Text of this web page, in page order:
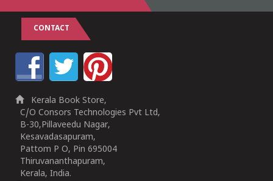
CONTACT
Kerala Book Store,
C/O Consors Technologies Pvt Ltd,
B-30,Pillaveedu Nagar,
Kesavadasapuram,
Pattom P O, Pin 695004
Thiruvananthapuram,
Kerala, India.